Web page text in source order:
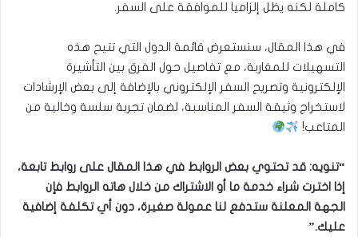
كاملة لكنه يظل إلزاميا للموافقة على السفر.
في هذا المقال، سنستعرض قائمة الدول التي تتيح هذه
التسهيلات للمغاربة، مع تفاصيل حول الفرق بين التأشيرة
الإلكترونية وتصريح السفر الإلكتروني بالإضافة إلى بعض الإرشادات
لاستخراج وثيقة السفر المناسبة، لضمان تجربة سلسة وخالية من
المتاعب!
“تنويه: قد تحتوي بعض الروابط في هذا المقال على روابط تابعة،
إذا اخترت شراء خدمة ما أو الاشتراك من خلال هاته الروابط فإن
الجهة المعلنة ستدفع لنا عمولة صغيرة، دون أي تكلفة إضافية
عليك.”